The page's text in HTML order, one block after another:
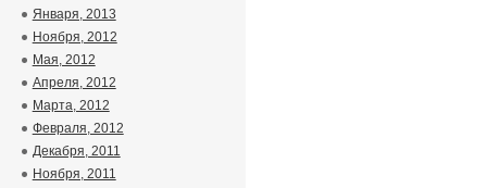
Января, 2013
Ноября, 2012
Мая, 2012
Апреля, 2012
Марта, 2012
Февраля, 2012
Декабря, 2011
Ноября, 2011